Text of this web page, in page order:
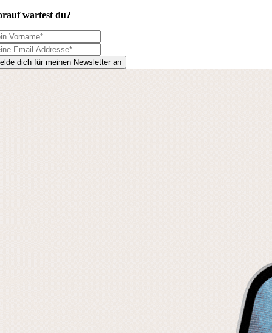
wartest du?
dich für meinen Newsletter an